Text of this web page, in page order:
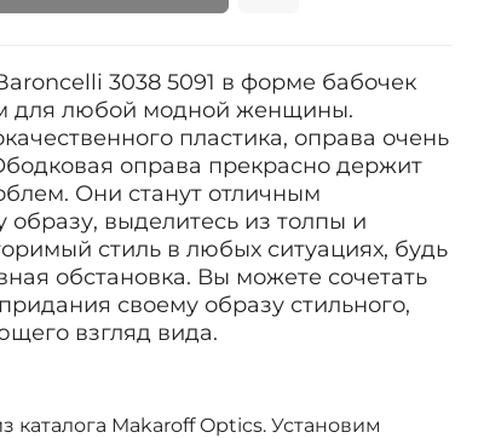
3038 5091 в форме бабочек
для любой модной женщины.
пластика, оправа очень
оправа прекрасно держит
Они станут отличным
выделитесь из толпы и
стиль в любых ситуациях, будь
обстановка. Вы можете сочетать
своему образу стильного,
взгляд вида.
каталога Makaroff Optics. Установим